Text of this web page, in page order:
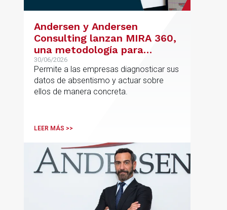
Andersen y Andersen
Consulting lanzan MIRA 360,
una metodología para
reducir el absentismo de
forma estructurada y
sostenible
30/06/2026
Permite a las empresas diagnosticar sus
datos de absentismo y actuar sobre
ellos de manera concreta.
LEER MÁS >>